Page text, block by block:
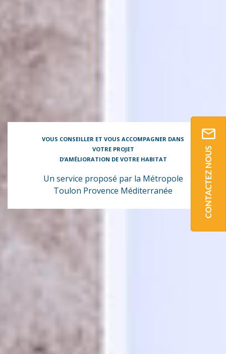
VOUS CONSEILLER ET VOUS ACCOMPAGNER DANS
VOTRE PROJET
D’AMÉLIORATION DE VOTRE HABITAT
Un service proposé par la Métropole
Toulon Provence Méditerranée